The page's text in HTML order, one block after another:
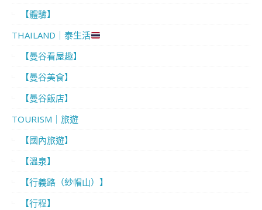
【體驗】
THAILAND｜泰生活
【曼谷看屋趣】
【曼谷美食】
【曼谷飯店】
TOURISM｜旅遊
【國內旅遊】
【溫泉】
【行義路（紗帽山）】
【行程】